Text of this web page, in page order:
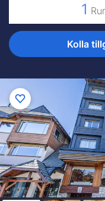
1
Kolla